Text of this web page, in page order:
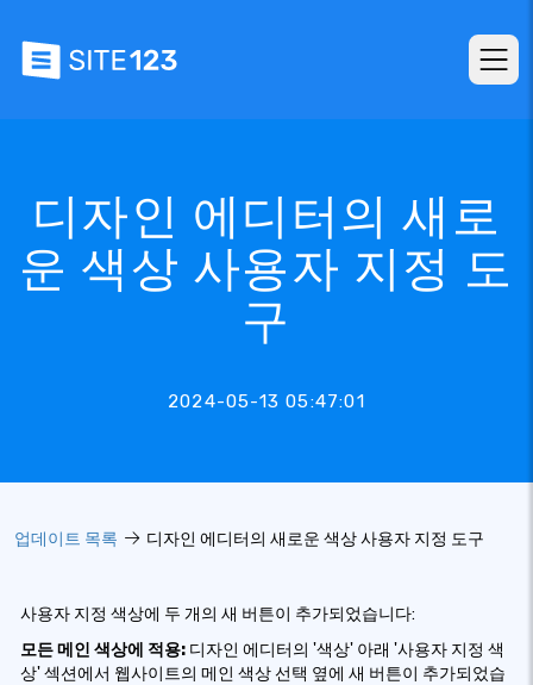
디자인 에디터의 새로
운 색상 사용자 지정 도
구
2024-05-13 05:47:01
업데이트 목록 디자인 에디터의 새로운 색상 사용자 지정 도구
사용자 지정 색상에 두 개의 새 버튼이 추가되었습니다:
모든 메인 색상에 적용: 디자인 에디터의 '색상' 아래 '사용자 지정 색
상' 섹션에서 웹사이트의 메인 색상 선택 옆에 새 버튼이 추가되었습